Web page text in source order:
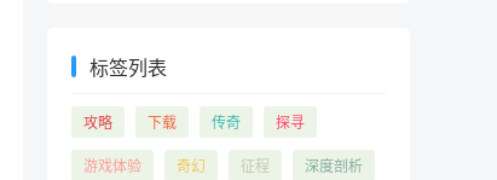
标签列表
攻略 下载 传奇 探寻
游戏体验 奇幻 征程 深度剖析